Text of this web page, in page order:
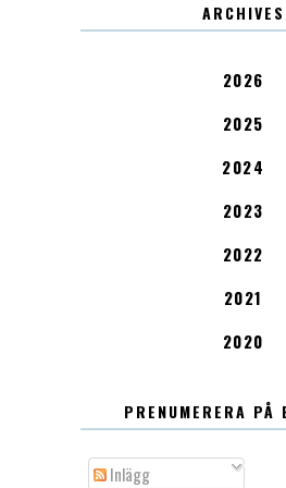
ARCHIVES
2026
2025
2024
2023
2022
2021
2020
PRENUMERERA PÅ
Inlägg